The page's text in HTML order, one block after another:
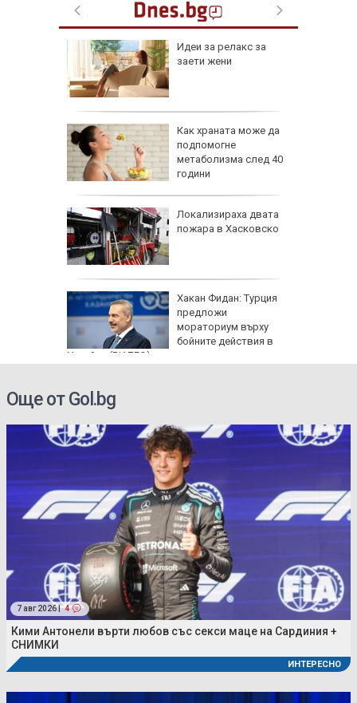
Идеи за релакс за
заети жени
Как храната може да
подпомогне
метаболизма след 40
години
Локализираха двата
пожара в Хасковско
Хакан Фидан: Турция
предложи
мораториум върху
бойните действия в
Украйна (ВИДЕО)
Още от Gol.bg
7 авг 2026 | 4
Кими Антонели върти любов със секси маце на Сардиния +
СНИМКИ
ИНТЕРЕСНО